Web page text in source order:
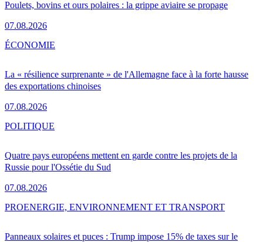
Poulets, bovins et ours polaires : la grippe aviaire se propage
07.08.2026
La « résilience surprenante » de l'Allemagne face à la forte hausse
des exportations chinoises
07.08.2026
ÉCONOMIE
Quatre pays européens mettent en garde contre les projets de la
Russie pour l'Ossétie du Sud
07.08.2026
POLITIQUE
Panneaux solaires et puces : Trump impose 15% de taxes sur le
PROENERGIE, ENVIRONNEMENT ET TRANSPORT